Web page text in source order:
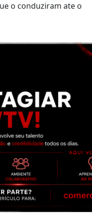
o conduziram ate o